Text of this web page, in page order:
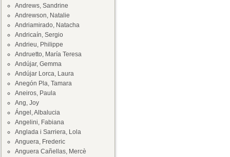
Andrews, Sandrine
Andrewson, Natalie
Andriamirado, Natacha
Andricaín, Sergio
Andrieu, Philippe
Andruetto, María Teresa
Andújar, Gemma
Andújar Lorca, Laura
Anegón Pla, Tamara
Aneiros, Paula
Ang, Joy
Ángel, Albalucia
Angelini, Fabiana
Anglada i Sarriera, Lola
Anguera, Frederic
Anguera Cañellas, Mercè